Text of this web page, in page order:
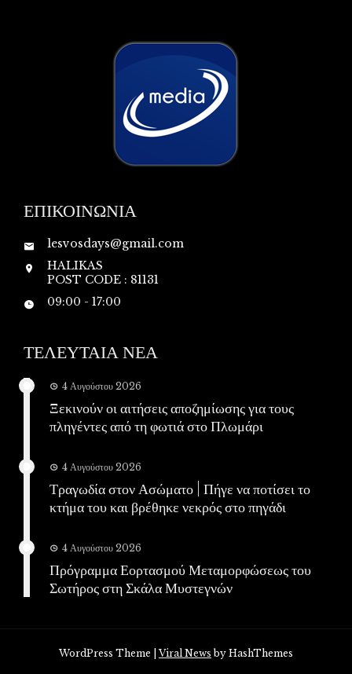
ΕΠΙΚΟΙΝΩΝΙΑ
lesvosdays@gmail.com
HALIKAS
POST CODE : 81131
09:00 - 17:00
ΤΕΛΕΥΤΑΙΑ ΝΕΑ
4 Αυγούστου 2026
Ξεκινούν οι αιτήσεις αποζημίωσης για τους
πληγέντες από τη φωτιά στο Πλωμάρι
4 Αυγούστου 2026
Τραγωδία στον Ασώματο | Πήγε να ποτίσει το
κτήμα του και βρέθηκε νεκρός στο πηγάδι
4 Αυγούστου 2026
Πρόγραμμα Εορτασμού Μεταμορφώσεως του
Σωτήρος στη Σκάλα Μυστεγνών
WordPress Theme |Viral News by HashThemes